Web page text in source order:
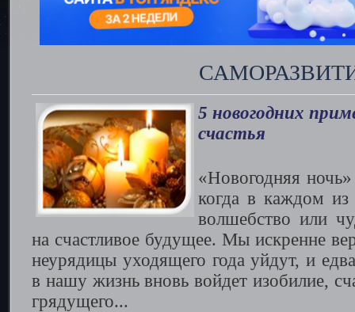
5 новогодних
счастья
«Новогодняя
когда в каждом из
волшебство или
на счастливое будущее. Мы искренне
неурядицы уходящего года уйдут, и
в нашу жизнь вновь войдет изобилие,
грядущего...